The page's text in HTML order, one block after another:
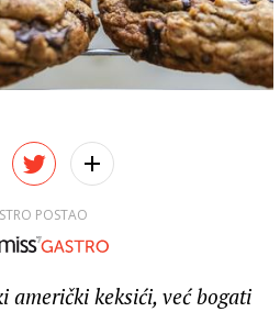
POSTAO
američki keksići, već bogati